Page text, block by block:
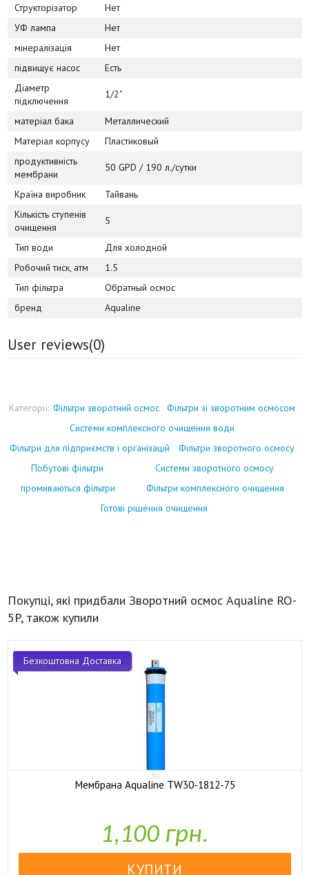
Структорізатор
Нет
УФ лампа
Нет
мінералізація
Нет
підвищує насос
Есть
Діаметр
підключення
1/2"
матеріал бака
Металлический
Матеріал корпусу
Пластиковый
продуктивність
мембрани
50 GPD / 190 л./сутки
Країна виробник
Тайвань
Кількість ступенів
очищення
5
Тип води
Для холодной
Робочий тиск, атм
1.5
Тип фільтра
Обратный осмос
бренд
Aqualine
User reviews(0)
Категорії: Фільтри зворотний осмос
Фільтри зі зворотним осмосом
Системи комплексного очищення води
Фільтри для підприємств і організацій
Фільтри зворотного осмосу
Побутові фільтри
Системи зворотного осмосу
промиваються фільтри
Фільтри комплексного очищення
Готові рішення очищення
Покупці, які придбали Зворотний осмос Aqualine RO-
5P, також купили
Безкоштовна Доставка
Мембрана Aqualine TW30-1812-75
1,100 грн.